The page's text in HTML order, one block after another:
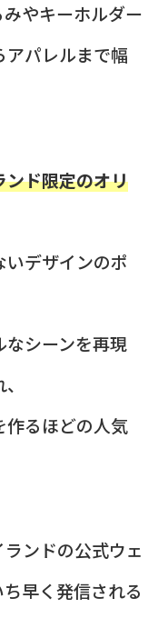
やキーホルダー
アパレルまで幅
ンド限定のオリ
デザインのポ
なシーンを再現
作るほどの人気
ンドの公式ウェ
早く発信される